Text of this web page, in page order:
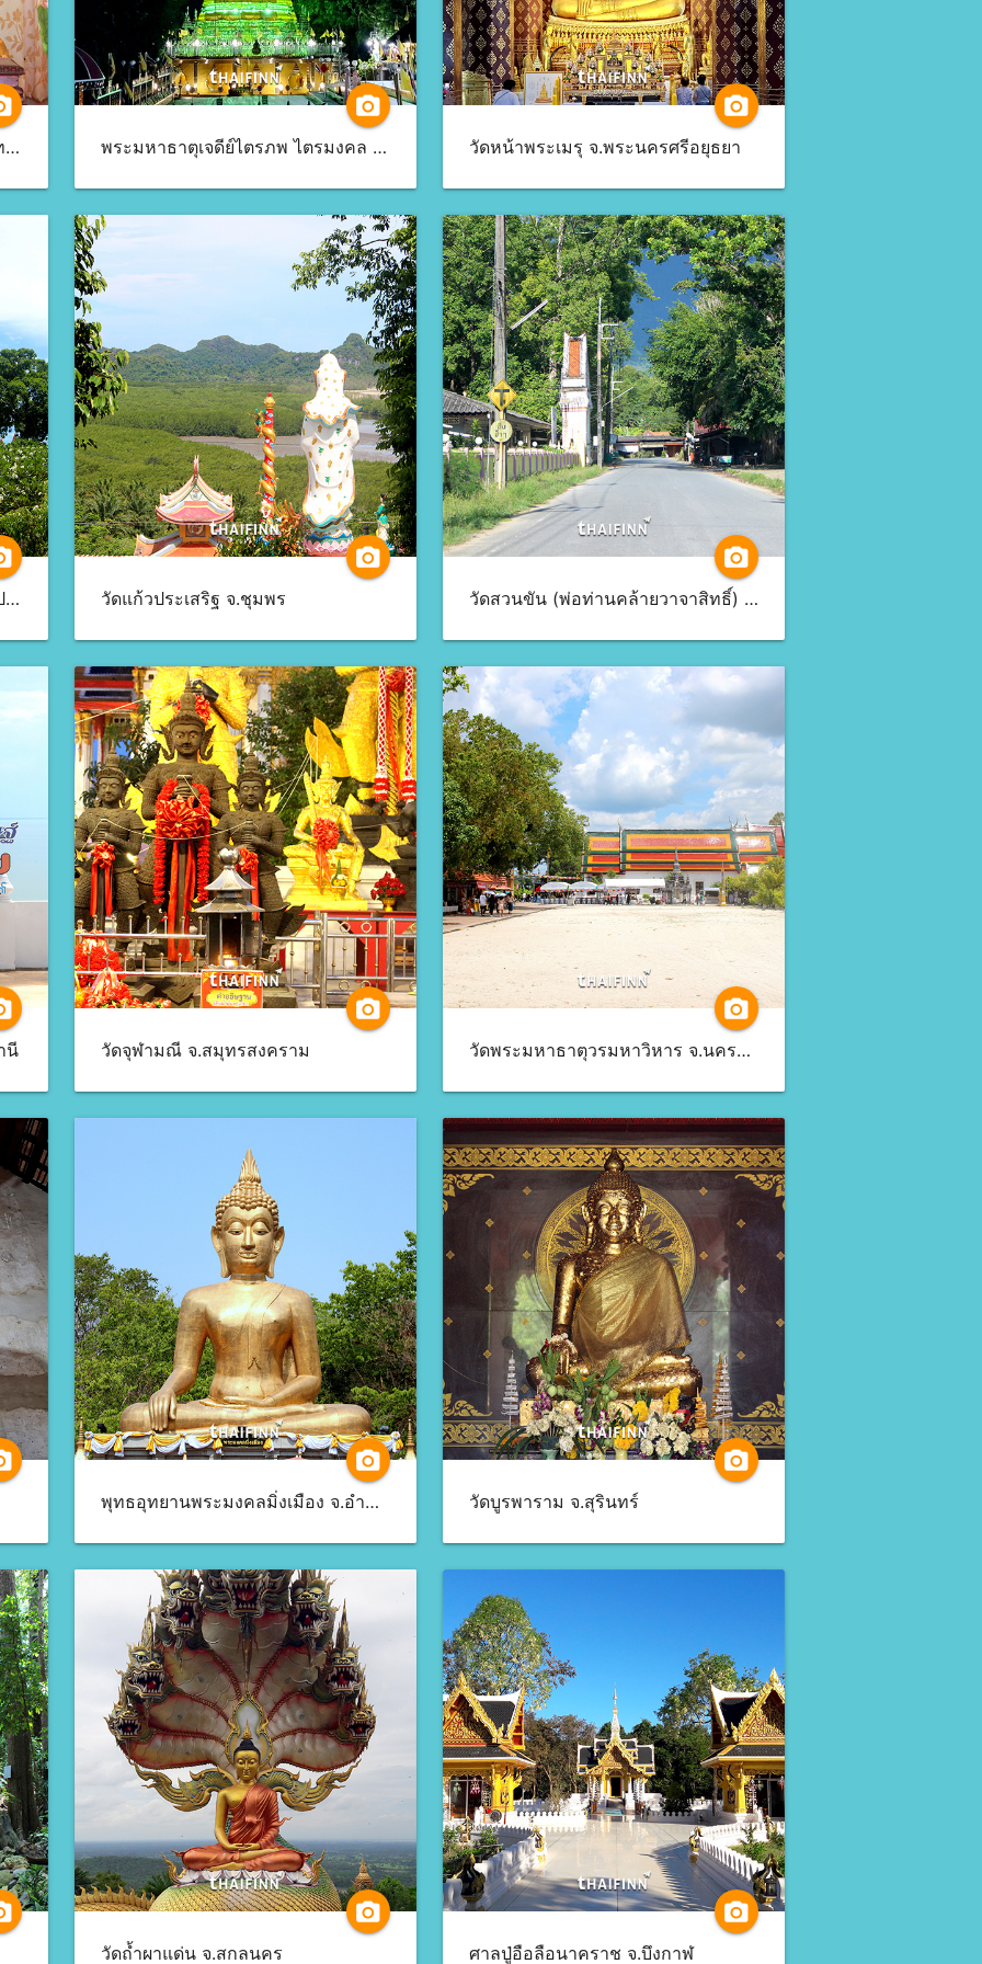
วัดดอนศาลา (พระอาจารย์นำ) จ.พัทลุง
camera_alt
พระมหาธาตุเจดีย์ไตรภพ ไตรมงคล จ.สงขลา
camera_alt
วัดหน้าพระเมรุ จ.พระนครศรีอยุธยา
วัดทางสาย (พระมหาธาตุเจดีย์ภักดีประกาศ) จ.ประจวบคีรีขันธ์
camera_alt
วัดแก้วประเสริฐ จ.ชุมพร
camera_alt
วัดสวนขัน (พ่อท่านคล้ายวาจาสิทธิ์) จ.นครศรีธรรมราช
นี
camera_alt
วัดจุฬามณี จ.สมุทรสงคราม
camera_alt
วัดพระมหาธาตุวรมหาวิหาร จ.นครศรีธรรมราช
camera_alt
พุทธอุทยานพระมงคลมิ่งเมือง จ.อำนาจเจริญ
camera_alt
วัดบูรพาราม จ.สุรินทร์
camera_alt
วัดถ้ำผาแด่น จ.สกลนคร
camera_alt
ศาลปู่อือลือนาคราช จ.บึงกาฬ